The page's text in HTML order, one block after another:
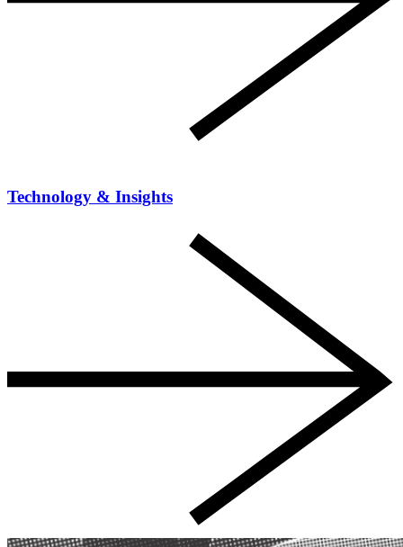
Technology & Insights